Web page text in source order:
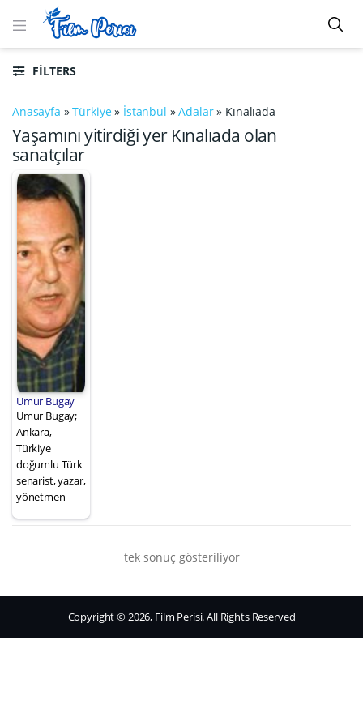
FILTERS
Anasayfa »Türkiye» İstanbul »Adalar» Kınalıada
Yaşamını yitirdiği yer Kınalıada olan
sanatçılar
Umur Bugay
Umur Bugay;
Ankara,
Türkiye
doğumlu Türk
senarist, yazar,
yönetmen
tek sonuç gösteriliyor
Copyright © 2026, Film Perisi. All Rights Reserved